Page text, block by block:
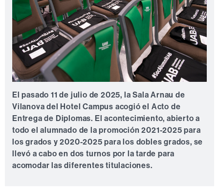
El pasado 11 de julio de 2025, la Sala Arnau de
Vilanova del Hotel Campus acogió el Acto de
Entrega de Diplomas. El acontecimiento, abierto a
todo el alumnado de la promoción 2021-2025 para
los grados y 2020-2025 para los dobles grados, se
llevó a cabo en dos turnos por la tarde para
acomodar las diferentes titulaciones.